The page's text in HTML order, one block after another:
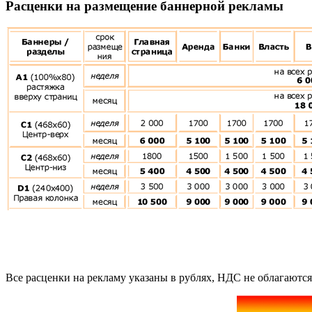
Расценки на размещение баннерной рекламы
Все расценки на рекламу указаны в рублях, НДС не